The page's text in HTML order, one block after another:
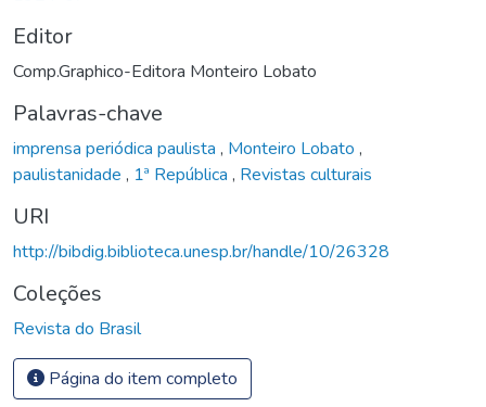
Editor
Comp.Graphico-Editora Monteiro Lobato
Palavras-chave
imprensa periódica paulista , Monteiro Lobato ,
paulistanidade , 1ª República , Revistas culturais
URI
http://bibdig.biblioteca.unesp.br/handle/10/26328
Coleções
Revista do Brasil
Página do item completo